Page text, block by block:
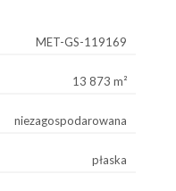
MET-GS-119169
13 873 m²
niezagospodarowana
płaska